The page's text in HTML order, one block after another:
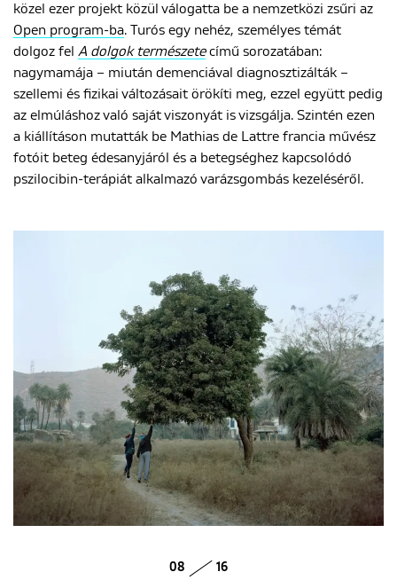
közel ezer projekt közül válogatta be a nemzetközi zsűri az
Open program-ba. Turós egy nehéz, személyes témát
dolgoz fel A dolgok természetecímű sorozatában:
nagymamája – miután demenciával diagnosztizálták –
szellemi és fizikai változásait örökíti meg, ezzel együtt pedig
az elmúláshoz való saját viszonyát is vizsgálja. Szintén ezen
a kiállításon mutatták be Mathias de Lattre francia művész
fotóit beteg édesanyjáról és a betegséghez kapcsolódó
pszilocibin-terápiát alkalmazó varázsgombás kezeléséről.
08 16